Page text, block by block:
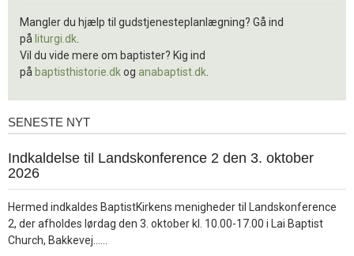
Mangler du hjælp til gudstjenesteplanlægning? Gå ind
på liturgi.dk
Vil du vide mere om baptister? Kig ind
på baptisthistorie.dkog anabaptist.dk
Seneste
SENESTE NYT
1.
jul.
Indkaldelse til Landskonference 2 den 3. oktober
2026
Hermed indkaldes BaptistKirkens menigheder til Landskonference
2, der afholdes lørdag den 3. oktober kl. 10.00-17.00 i Lai Baptist
Church, Bakkevej……